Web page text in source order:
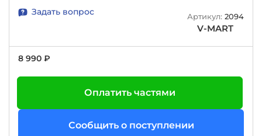
Задать вопрос Артикул: 2094
V-MART
8 990 ₽
Оплатить частями
Сообщить о поступлении